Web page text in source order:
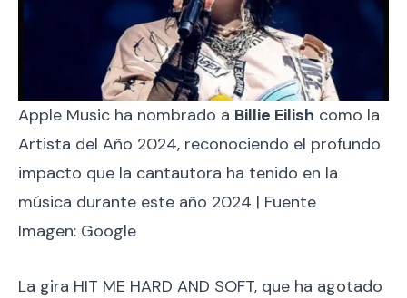
Apple Music ha nombrado a Billie Eilish como la
Artista del Año 2024, reconociendo el profundo
impacto que la cantautora ha tenido en la
música durante este año 2024 | Fuente
Imagen: Google
La gira HIT ME HARD AND SOFT, que ha agotado